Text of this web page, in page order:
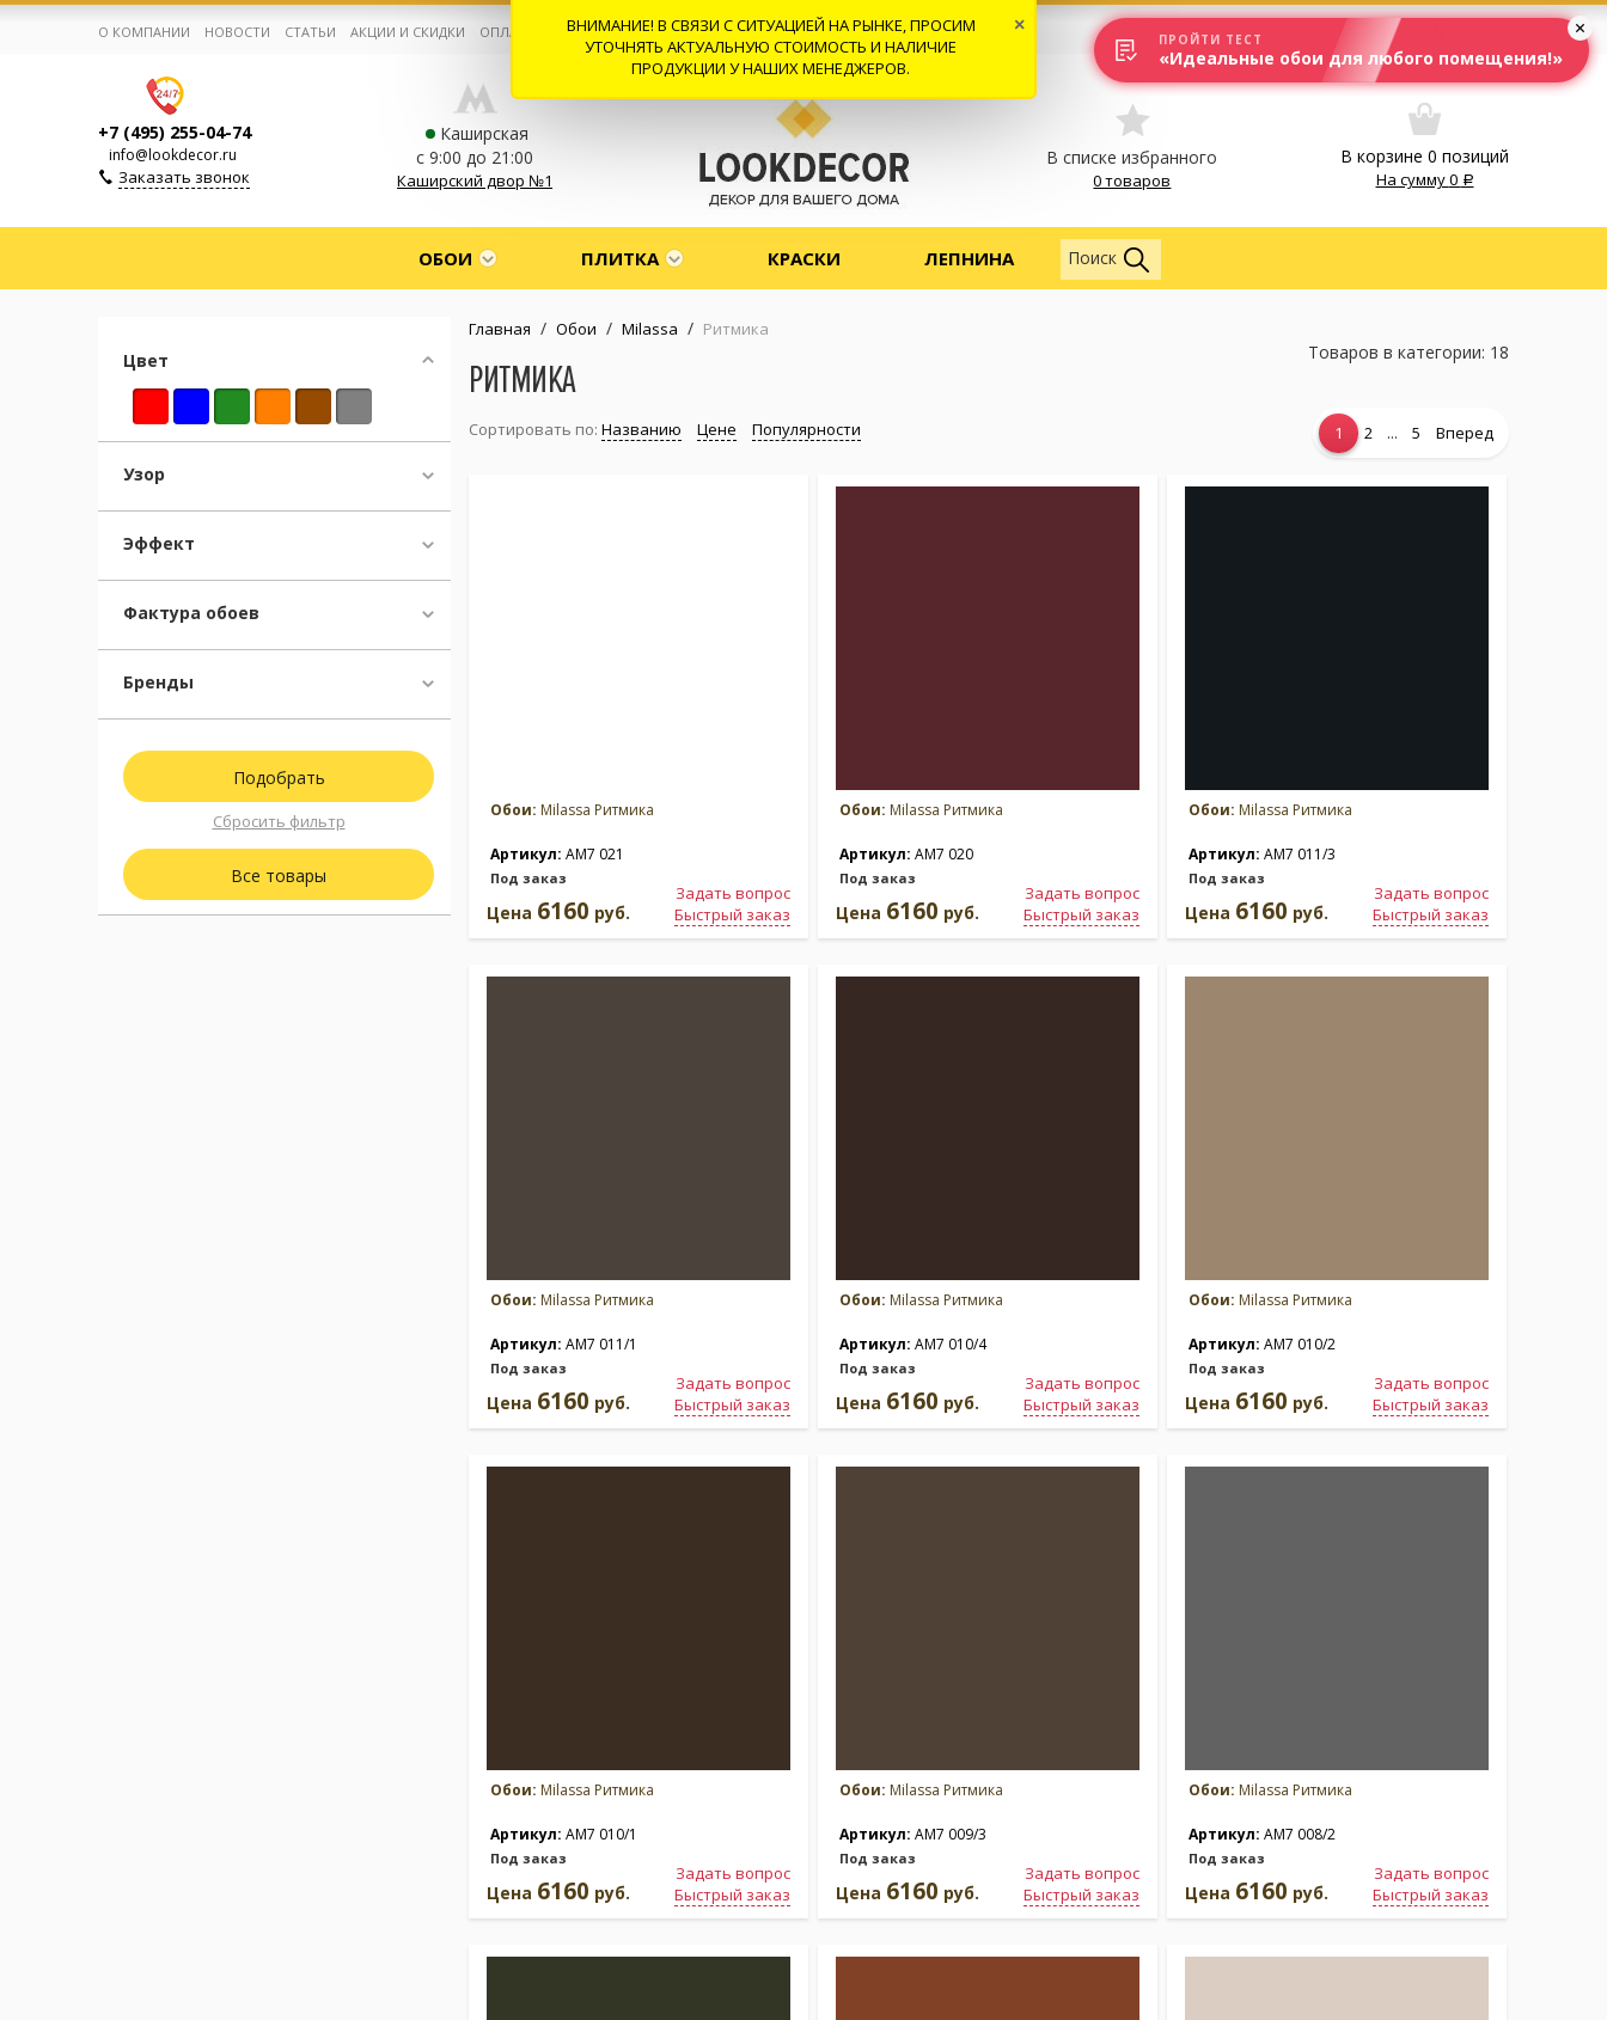
Корзина:0
Избранное:0 товаров
Каталог
Личный кабинет
Москва (сменить город)
Заказать обратный звонок
О КОМПАНИИ НОВОСТИ СТАТЬИ АКЦИИ И СКИДКИ ОПЛАТА И ДОСТАВКА СОТРУДНИЧЕСТВО КОНТАКТЫ ОТЗЫВЫ Вход
+7 (495) 255-04-74
info@lookdecor.ru
Заказать звонок
Каширская
с 9:00 до 21:00
Каширский двор №1
В списке избранного
0 товаров
В корзине 0 позиций
На сумму0
ОБОИ ПЛИТКА КРАСКИ ЛЕПНИНА Везде
Поиск
Цвет
Узор
Эффект
Фактура обоев
Бренды
Сбросить фильтр
Все товары
Главная / Обои / Milassa / Ритмика
РИТМИКА
Товаров в категории: 18
Сортировать по: Названию Цене Популярности 1 2 ... 5 Вперед
Обои: Milassa Ритмика
Артикул: AM7 021
Под заказ
Задать вопрос
Быстрый заказ
Цена 6160 руб.
Обои: Milassa Ритмика
Артикул: AM7 020
Под заказ
Задать вопрос
Быстрый заказ
Цена 6160 руб.
Обои: Milassa Ритмика
Артикул: AM7 011/3
Под заказ
Задать вопрос
Быстрый заказ
Цена 6160 руб.
Обои: Milassa Ритмика
Артикул: AM7 011/1
Под заказ
Задать вопрос
Быстрый заказ
Цена 6160 руб.
Обои: Milassa Ритмика
Артикул: AM7 010/4
Под заказ
Задать вопрос
Быстрый заказ
Цена 6160 руб.
Обои: Milassa Ритмика
Артикул: AM7 010/2
Под заказ
Задать вопрос
Быстрый заказ
Цена 6160 руб.
Обои: Milassa Ритмика
Артикул: AM7 010/1
Под заказ
Задать вопрос
Быстрый заказ
Цена 6160 руб.
Обои: Milassa Ритмика
Артикул: AM7 009/3
Под заказ
Задать вопрос
Быстрый заказ
Цена 6160 руб.
Обои: Milassa Ритмика
Артикул: AM7 008/2
Под заказ
Задать вопрос
Быстрый заказ
Цена 6160 руб.
ВНИМАНИЕ! В СВЯЗИ С СИТУАЦИЕЙ НА РЫНКЕ, ПРОСИМ
УТОЧНЯТЬ АКТУАЛЬНУЮ СТОИМОСТЬ И НАЛИЧИЕ
ПРОДУКЦИИ У НАШИХ МЕНЕДЖЕРОВ.
×
ПРОЙТИ ТЕСТ
«Идеальные обои для любого помещения!»